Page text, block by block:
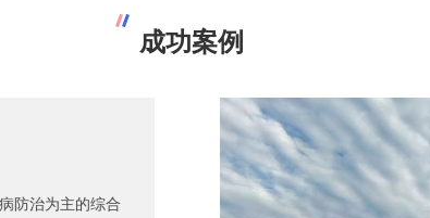
成功案例
防治为主的综合